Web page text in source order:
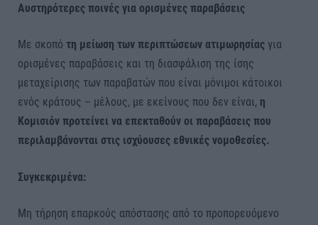
Αυστηρότερες ποινές για ορισμένες παραβάσεις
Με σκοπό τη μείωση των περιπτώσεων ατιμωρησίας για
ορισμένες παραβάσεις και τη διασφάλιση της ίσης
μεταχείρισης των παραβατών που είναι μόνιμοι κάτοικοι
ενός κράτους – μέλους, με εκείνους που δεν είναι, η
Κομισιόν προτείνει να επεκταθούν οι παραβάσεις που
περιλαμβάνονται στις ισχύουσες εθνικές νομοθεσίες.
Συγκεκριμένα:
Μη τήρηση επαρκούς απόστασης από το προπορευόμενο